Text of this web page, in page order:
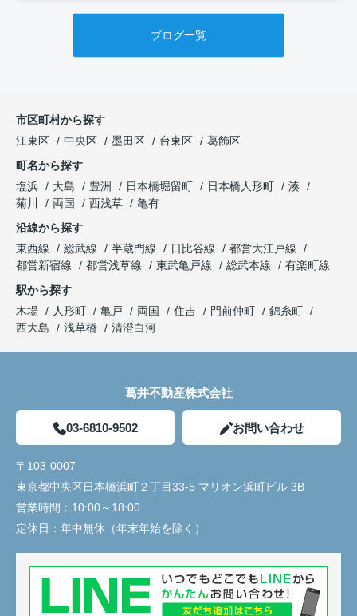
ブログ一覧
市区町村から探す
江東区
中央区 墨田区 台東区
葛飾区
町名から探す
塩浜
大島 豊洲 日本橋堀留町 日本橋人形町
湊
菊川
両国 西浅草
亀有
沿線から探す
東西線
総武線 半蔵門線 日比谷線
都営大江戸線
都営新宿線
都営浅草線 東武亀戸線 総武本線
有楽町線
駅から探す
木場
人形町 亀戸 両国 住吉 門前仲町
錦糸町
西大島
浅草橋 清澄白河
葛井不動産株式会社
03-6810-9502 お問い合わせ
〒103-0007
東京都中央区日本橋浜町２丁目33-5 マリオン浜町ビル 3B
営業時間： 10:00～18:00
定休日： 年中無休（年末年始を除く）